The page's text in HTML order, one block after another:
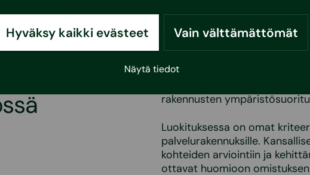
Hyväksy kaikki evästeet Vain välttämättömät
Näytä tiedot
Auditointien myötä voimme
sertifioinnin prosessin aina
saakka.
Rakennustiedon
Käyttö2023 -kriteeristöön.
rakennusten
Luokituksessa on omat
palvelurakennuksille.
kohteiden arviointiin ja
ottavat huomioon